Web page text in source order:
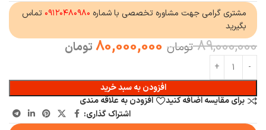
مشتری گرامی جهت مشاوره تخصصی با شماره ۰۹۱۲۰۴۸۰۹۸۰ تماس
بگیرید
89,000,000 تومان 80,000,000 تومان
افزودن به سبد خرید
برای مقایسه اضافه کنید
افزودن به علاقه مندی
اشتراک گذاری: